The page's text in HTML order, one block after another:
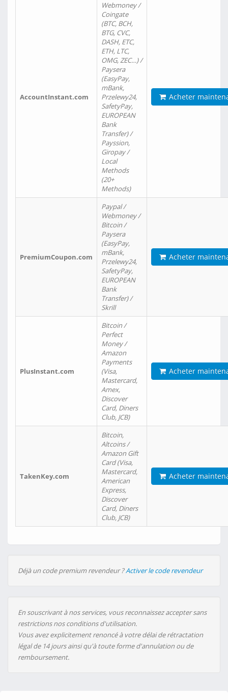
AccountInstant.com
Webmoney /
Coingate
(BTC, BCH,
BTG, CVC,
DASH, ETC,
ETH, LTC,
OMG, ZEC…) /
Paysera
(EasyPay,
mBank,
Przelewy24,
SafetyPay,
EUROPEAN
Bank
Transfer) /
Payssion,
Giropay /
Local
Methods
(20+
Methods)
Acheter
PremiumCoupon.com
Paypal /
Webmoney /
Bitcoin /
Paysera
(EasyPay,
mBank,
Przelewy24,
SafetyPay,
EUROPEAN
Bank
Transfer) /
Skrill
Acheter
PlusInstant.com
Bitcoin /
Perfect
Money /
Amazon
Payments
(Visa,
Mastercard,
Amex,
Discover
Card, Diners
Club, JCB)
Acheter
TakenKey.com
Bitcoin,
Altcoins /
Amazon Gift
Card (Visa,
Mastercard,
American
Express,
Discover
Card, Diners
Club, JCB)
Acheter
Déjà un code premium revendeur ?Activer le code revendeur
En souscrivant à nos services, vous reconnaissez accepter sans
restrictions nos conditions d'utilisation.
Vous avez explicitement renoncé à votre délai de rétractation
légal de 14 jours ainsi qu'à toute forme d'annulation ou de
remboursement.